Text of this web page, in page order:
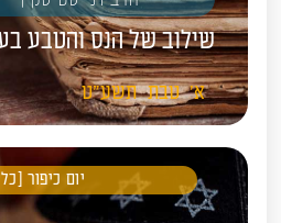
שילוב של הנס והטבע
א' טבת תשע"ט
יום כיפור